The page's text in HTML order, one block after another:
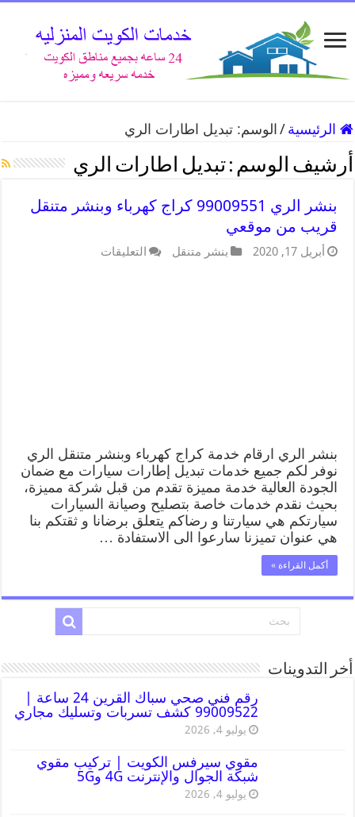
الرئيسية / الوسم:تبديل اطارات الري
أرشيف الوسم :تبديل اطارات الري
بنشر الري 99009551 كراج كهرباء وبنشر متنقل
قريب من موقعي
أبريل 17, 2020 بنشر متنقل التعليقات
بنشر الري ارقام خدمة كراج كهرباء وبنشر متنقل الري
نوفر لكم جميع خدمات تبديل إطارات سيارات مع ضمان
الجودة العالية خدمة مميزة تقدم من قبل شركة مميزة،
بحيث نقدم خدمات خاصة بتصليح وصيانة السيارات
سيارتكم هي سيارتنا و رضاكم يتعلق برضانا و ثقتكم بنا
هي عنوان تميزنا سارعوا الى الاستفادة …
أكمل القراءة »
أخر التدوينات
رقم فني صحي سباك القرين 24 ساعة |
99009522 كشف تسربات وتسليك مجاري
يوليو 4, 2026
مقوي سيرفس الكويت | تركيب مقوي
شبكة الجوال والإنترنت 4G و5G
يوليو 4, 2026